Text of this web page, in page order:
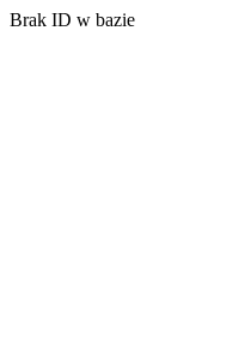
Brak ID w bazie